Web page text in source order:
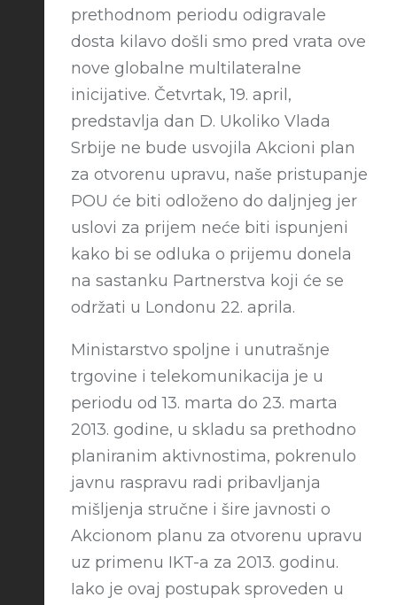
prethodnom periodu odigravale
dosta kilavo došli smo pred vrata ove
nove globalne multilateralne
inicijative. Četvrtak, 19. april,
predstavlja dan D. Ukoliko Vlada
Srbije ne bude usvojila Akcioni plan
za otvorenu upravu, naše pristupanje
POU će biti odloženo do daljnjeg jer
uslovi za prijem neće biti ispunjeni
kako bi se odluka o prijemu donela
na sastanku Partnerstva koji će se
održati u Londonu 22. aprila.
Ministarstvo spoljne i unutrašnje
trgovine i telekomunikacija je u
periodu od 13. marta do 23. marta
2013. godine, u skladu sa prethodno
planiranim aktivnostima, pokrenulo
javnu raspravu radi pribavljanja
mišljenja stručne i šire javnosti o
Akcionom planu za otvorenu upravu
uz primenu IKT-a za 2013. godinu.
Iako je ovaj postupak sproveden u